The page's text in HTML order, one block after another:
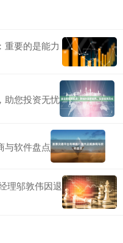
重要的是能力
助您投资无忧
与软件盘点
理邬敦伟因退